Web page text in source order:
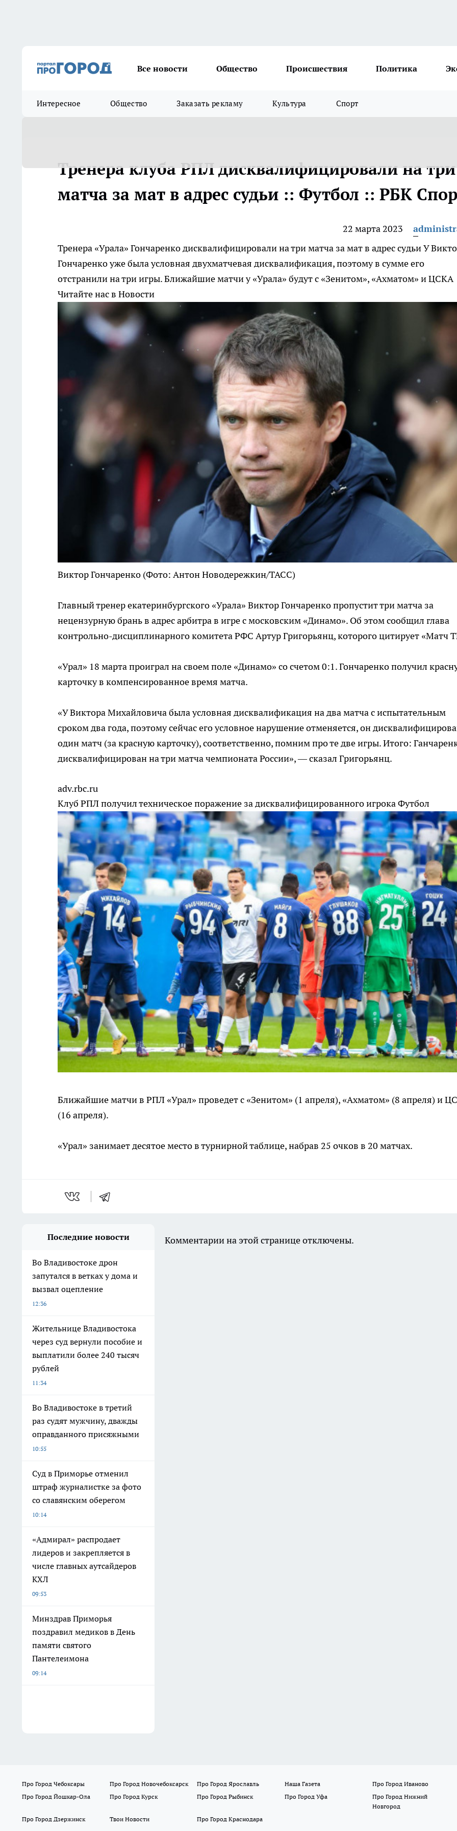
Все новости Общество Происшествия Политика
Интересное Общество Заказать рекламу Культура Спорт
Тренера клуба РПЛ дисквалифицировали на три
матча за мат в адрес судьи :: Футбол :: РБК
22 марта 2023
Тренера «Урала» Гончаренко дисквалифицировали на три матча за мат в адрес судьиУ
Гончаренко уже была условная двухматчевая дисквалификация, поэтому в сумме его
отстранили на три игры. Ближайшие матчи у «Урала» будут с «Зенитом», «Ахматом» и ЦСКА
Читайте нас в Новости
Виктор Гончаренко (Фото: Антон Новодережкин/ТАСС)
Главный тренер екатеринбургского «Урала» Виктор Гончаренко пропустит три матча за
нецензурную брань в адрес арбитра в игре с московским «Динамо». Об этом сообщил глава
контрольно-дисциплинарного комитета РФС Артур Григорьянц, которого цитирует «Матч
«Урал» 18 марта проиграл на своем поле «Динамо» со счетом 0:1. Гончаренко получил
карточку в компенсированное время матча.
«У Виктора Михайловича была условная дисквалификация на два матча с испытательным
сроком два года, поэтому сейчас его условное нарушение отменяется, он
один матч (за красную карточку), соответственно, помним про те две игры. Итого:
дисквалифицирован на три матча чемпионата России», — сказал Григорьянц.
adv.rbc.ru
Клуб РПЛ получил техническое поражение за дисквалифицированного игрокаФутбол
Ближайшие матчи в РПЛ «Урал» проведет с «Зенитом» (1 апреля), «Ахматом» (8 апреля) и
(16 апреля).
«Урал» занимает десятое место в турнирной таблице, набрав 25 очков в 20 матчах.
Последние новости
Во Владивостоке дрон
запутался в ветках у дома и
вызвал оцепление
12:36
Жительнице Владивостока
через суд вернули пособие и
выплатили более 240 тысяч
рублей
11:34
Во Владивостоке в третий
раз судят мужчину, дважды
оправданного присяжными
10:55
Суд в Приморье отменил
штраф журналистке за фото
со славянским оберегом
10:14
«Адмирал» распродает
лидеров и закрепляется в
числе главных аутсайдеров
КХЛ
09:53
Минздрав Приморья
поздравил медиков в День
памяти святого
Пантелеимона
09:14
Комментарии на этой странице отключены.
Про Город Чебоксары Про Город Новочебоксарск Про Город Ярославль Наша Газета
Про Город Иваново
Про Город Йошкар-Ола
Про Город Курск Про Город Рыбинск Про Город Уфа
Про Город Нижний
Новгород
Про Город Дзержинск
Твои Новости Про Город Краснодара